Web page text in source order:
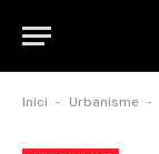
Inici - Urbanisme -